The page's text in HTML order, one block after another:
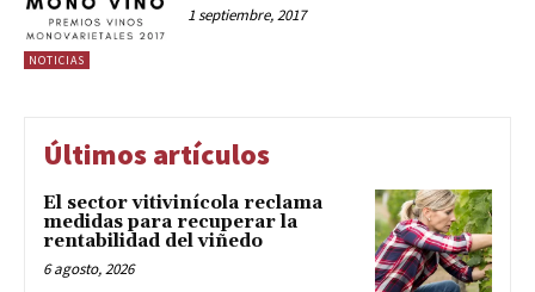
NOTICIAS
1 septiembre, 2017
Últimos artículos
El sector vitivinícola reclama
medidas para recuperar la
rentabilidad del viñedo
6 agosto, 2026